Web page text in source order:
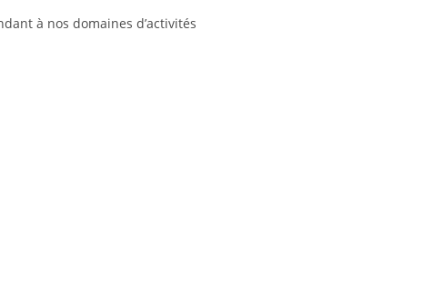
à nos domaines d’activités